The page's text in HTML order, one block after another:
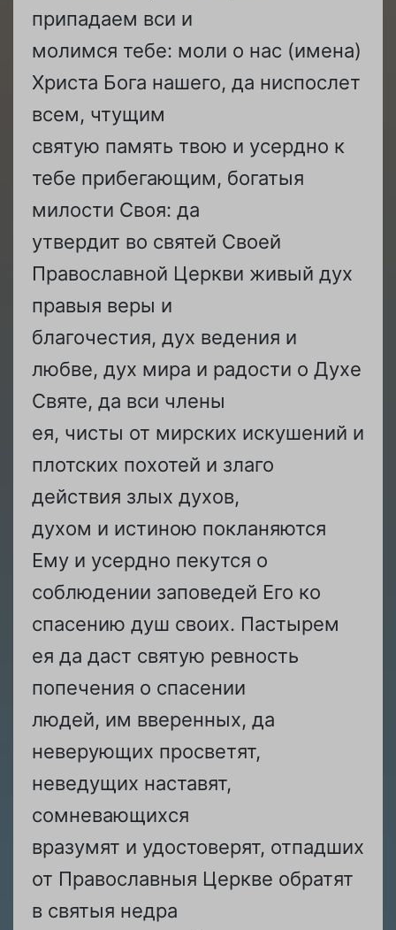
припадаем вси и
молимся тебе: моли о нас (имена)
Христа Бога нашего, да ниспослет
всем, чтущим
святую память твою и усердно к
тебе прибегающим, богатыя
милости Своя: да
утвердит во святей Своей
Православной Церкви живый дух
правыя веры и
благочестия, дух ведения и
любве, дух мира и радости о Духе
Святе, да вси члены
ея, чисты от мирских искушений и
плотских похотей и злаго
действия злых духов,
духом и истиною покланяются
Ему и усердно пекутся о
соблюдении заповедей Его ко
спасению душ своих. Пастырем
ея да даст святую ревность
попечения о спасении
людей, им вверенных, да
неверующих просветят,
неведущих наставят,
сомневающихся
вразумят и удостоверят, отпадших
от Православныя Церкве обратят
в святыя недра